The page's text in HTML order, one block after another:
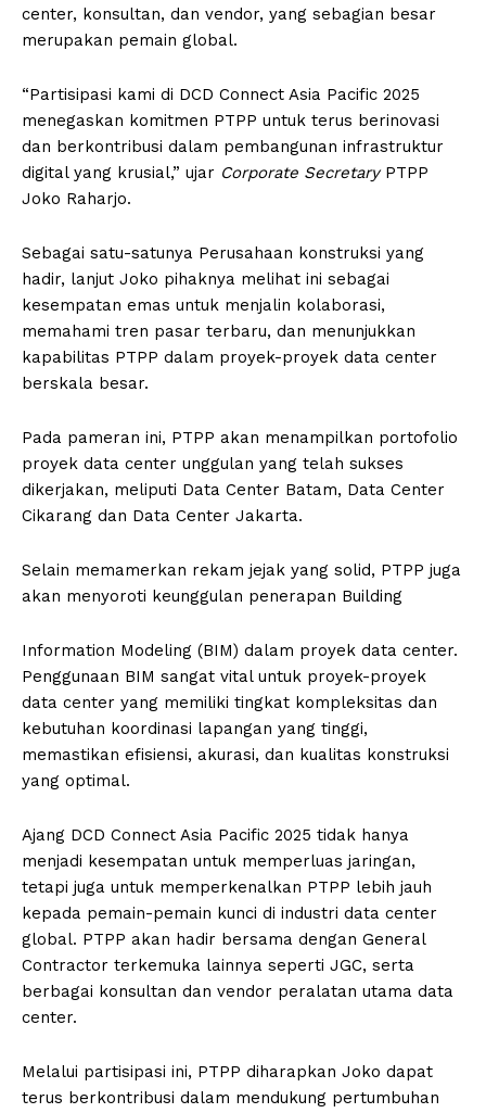
center, konsultan, dan vendor, yang sebagian besar
merupakan pemain global.
“Partisipasi kami di DCD Connect Asia Pacific 2025
menegaskan komitmen PTPP untuk terus berinovasi
dan berkontribusi dalam pembangunan infrastruktur
digital yang krusial,” ujar Corporate SecretaryPTPP
Joko Raharjo.
Sebagai satu-satunya Perusahaan konstruksi yang
hadir, lanjut Joko pihaknya melihat ini sebagai
kesempatan emas untuk menjalin kolaborasi,
memahami tren pasar terbaru, dan menunjukkan
kapabilitas PTPP dalam proyek-proyek data center
berskala besar.
Pada pameran ini, PTPP akan menampilkan portofolio
proyek data center unggulan yang telah sukses
dikerjakan, meliputi Data Center Batam, Data Center
Cikarang dan Data Center Jakarta.
Selain memamerkan rekam jejak yang solid, PTPP juga
akan menyoroti keunggulan penerapan Building
Information Modeling (BIM) dalam proyek data center.
Penggunaan BIM sangat vital untuk proyek-proyek
data center yang memiliki tingkat kompleksitas dan
kebutuhan koordinasi lapangan yang tinggi,
memastikan efisiensi, akurasi, dan kualitas konstruksi
yang optimal.
Ajang DCD Connect Asia Pacific 2025 tidak hanya
menjadi kesempatan untuk memperluas jaringan,
tetapi juga untuk memperkenalkan PTPP lebih jauh
kepada pemain-pemain kunci di industri data center
global. PTPP akan hadir bersama dengan General
Contractor terkemuka lainnya seperti JGC, serta
berbagai konsultan dan vendor peralatan utama data
center.
Melalui partisipasi ini, PTPP diharapkan Joko dapat
terus berkontribusi dalam mendukung pertumbuhan